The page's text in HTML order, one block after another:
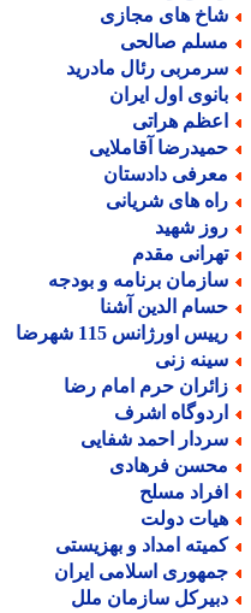
های مجازی
صالحی
رئال مادرید
اول ایران
هراتی
آقاملایی
دادستان
های شریانی
شهید
مقدم
برنامه و بودجه
الدین آشنا
اورژانس 115 شهرضا
زنی
حرم امام رضا
اشرف
احمد شفایی
فرهادی
مسلح
دولت
امداد و بهزیستی
اسلامی ایران
سازمان ملل